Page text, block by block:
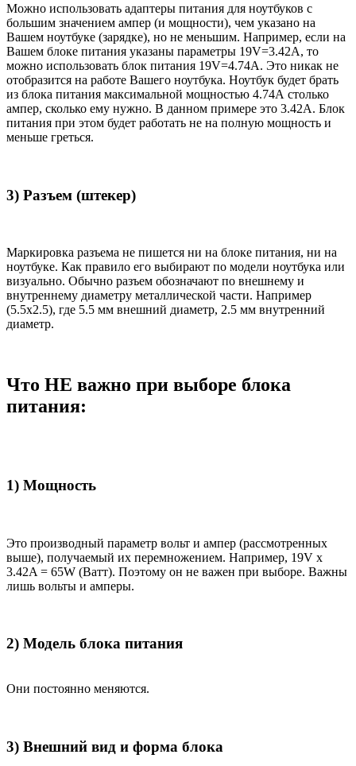
Можно использовать адаптеры питания для ноутбуков с
большим значением ампер (и мощности), чем указано на
Вашем ноутбуке (зарядке), но не меньшим. Например, если на
Вашем блоке питания указаны параметры 19V=3.42A, то
можно использовать блок питания 19V=4.74A. Это никак не
отобразится на работе Вашего ноутбука. Ноутбук будет брать
из блока питания максимальной мощностью 4.74А столько
ампер, сколько ему нужно. В данном примере это 3.42А. Блок
питания при этом будет работать не на полную мощность и
меньше греться.
3) Разъем (штекер)
Маркировка разъема не пишется ни на блоке питания, ни на
ноутбуке. Как правило его выбирают по модели ноутбука или
визуально. Обычно разъем обозначают по внешнему и
внутреннему диаметру металлической части. Например
(5.5x2.5), где 5.5 мм внешний диаметр, 2.5 мм внутренний
диаметр.
Что НЕ важно при выборе блока
питания:
1) Мощность
Это производный параметр вольт и ампер (рассмотренных
выше), получаемый их перемножением. Например, 19V x
3.42A = 65W (Ватт). Поэтому он не важен при выборе. Важны
лишь вольты и амперы.
2) Модель блока питания
Они постоянно меняются.
3) Внешний вид и форма блока